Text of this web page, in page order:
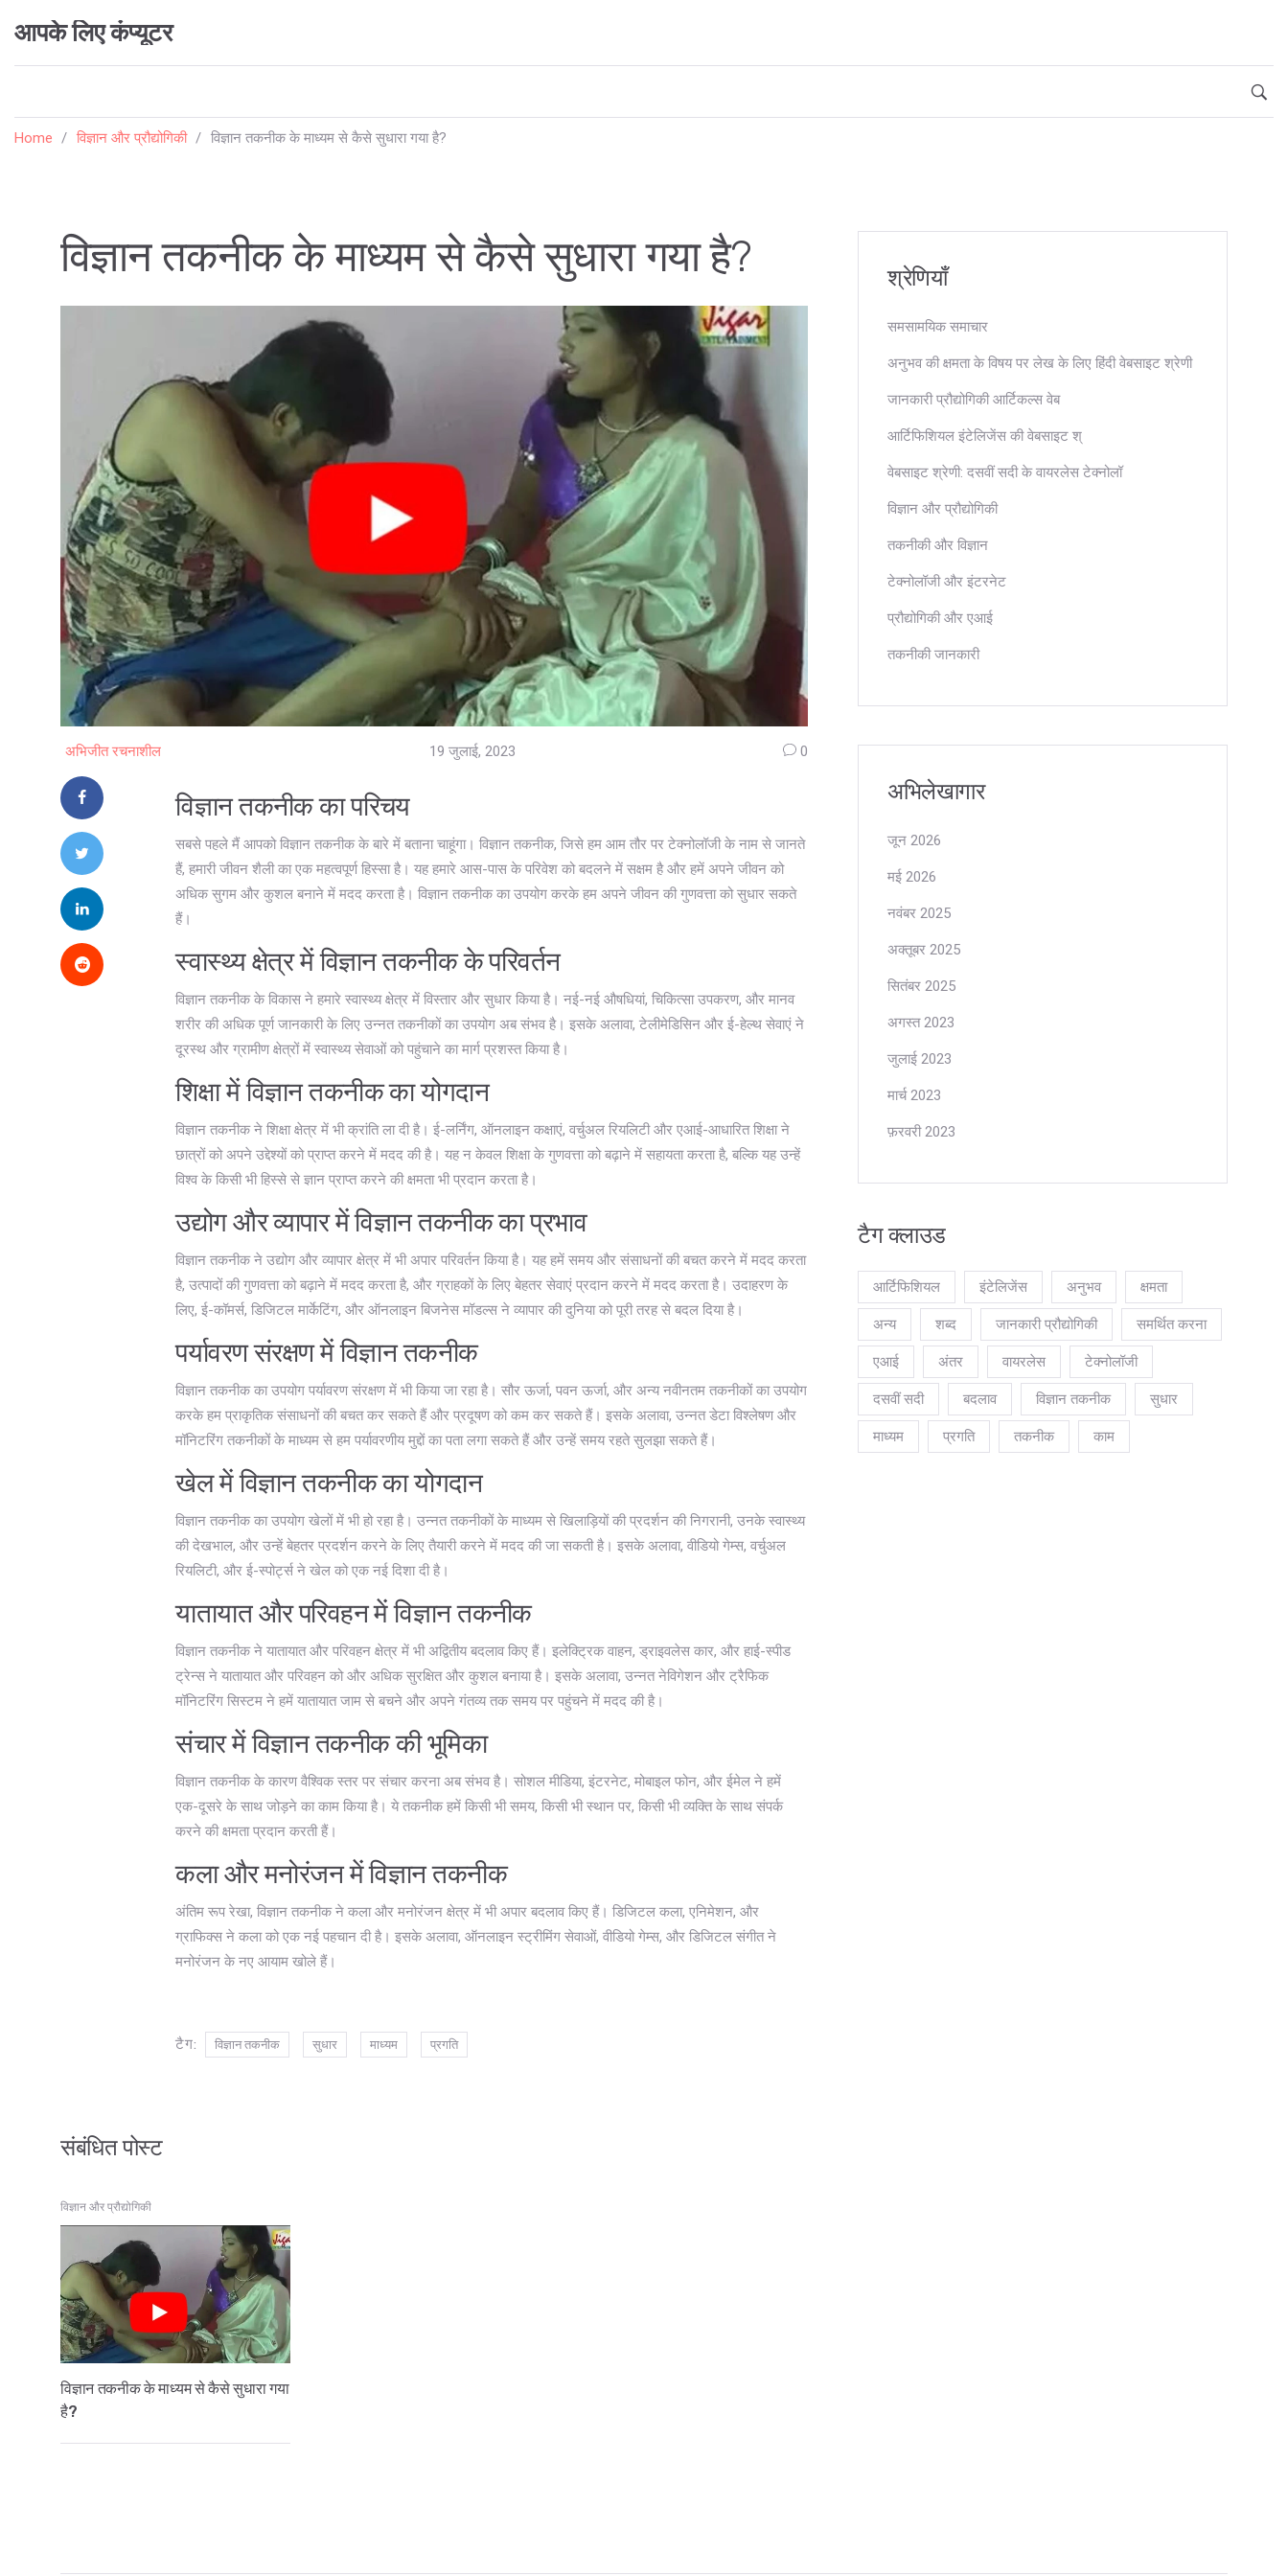
आपके लिए कंप्यूटर
Home विज्ञान और प्रौद्योगिकी विज्ञान तकनीक के माध्यम से कैसे सुधारा गया है?
विज्ञान तकनीक के माध्यम से कैसे सुधारा गया है?
अभिजीत रचनाशील 19 जुलाई, 2023 0
विज्ञान तकनीक का परिचय
सबसे पहले मैं आपको विज्ञान तकनीक के बारे में बताना चाहूंगा। विज्ञान तकनीक, जिसे हम आम तौर पर टेक्नोलॉजी के नाम से जानते
हैं, हमारी जीवन शैली का एक महत्वपूर्ण हिस्सा है। यह हमारे आस-पास के परिवेश को बदलने में सक्षम है और हमें अपने जीवन को
अधिक सुगम और कुशल बनाने में मदद करता है। विज्ञान तकनीक का उपयोग करके हम अपने जीवन की गुणवत्ता को सुधार सकते
हैं।
स्वास्थ्य क्षेत्र में विज्ञान तकनीक के परिवर्तन
विज्ञान तकनीक के विकास ने हमारे स्वास्थ्य क्षेत्र में विस्तार और सुधार किया है। नई-नई औषधियां, चिकित्सा उपकरण, और मानव
शरीर की अधिक पूर्ण जानकारी के लिए उन्नत तकनीकों का उपयोग अब संभव है। इसके अलावा, टेलीमेडिसिन और ई-हेल्थ सेवाएं ने
दूरस्थ और ग्रामीण क्षेत्रों में स्वास्थ्य सेवाओं को पहुंचाने का मार्ग प्रशस्त किया है।
शिक्षा में विज्ञान तकनीक का योगदान
विज्ञान तकनीक ने शिक्षा क्षेत्र में भी क्रांति ला दी है। ई-लर्निंग, ऑनलाइन कक्षाएं, वर्चुअल रियलिटी और एआई-आधारित शिक्षा ने
छात्रों को अपने उद्देश्यों को प्राप्त करने में मदद की है। यह न केवल शिक्षा के गुणवत्ता को बढ़ाने में सहायता करता है, बल्कि यह उन्हें
विश्व के किसी भी हिस्से से ज्ञान प्राप्त करने की क्षमता भी प्रदान करता है।
उद्योग और व्यापार में विज्ञान तकनीक का प्रभाव
विज्ञान तकनीक ने उद्योग और व्यापार क्षेत्र में भी अपार परिवर्तन किया है। यह हमें समय और संसाधनों की बचत करने में मदद करता
है, उत्पादों की गुणवत्ता को बढ़ाने में मदद करता है, और ग्राहकों के लिए बेहतर सेवाएं प्रदान करने में मदद करता है। उदाहरण के
लिए, ई-कॉमर्स, डिजिटल मार्केटिंग, और ऑनलाइन बिजनेस मॉडल्स ने व्यापार की दुनिया को पूरी तरह से बदल दिया है।
पर्यावरण संरक्षण में विज्ञान तकनीक
विज्ञान तकनीक का उपयोग पर्यावरण संरक्षण में भी किया जा रहा है। सौर ऊर्जा, पवन ऊर्जा, और अन्य नवीनतम तकनीकों का उपयोग
करके हम प्राकृतिक संसाधनों की बचत कर सकते हैं और प्रदूषण को कम कर सकते हैं। इसके अलावा, उन्नत डेटा विश्लेषण और
मॉनिटरिंग तकनीकों के माध्यम से हम पर्यावरणीय मुद्दों का पता लगा सकते हैं और उन्हें समय रहते सुलझा सकते हैं।
खेल में विज्ञान तकनीक का योगदान
विज्ञान तकनीक का उपयोग खेलों में भी हो रहा है। उन्नत तकनीकों के माध्यम से खिलाड़ियों की प्रदर्शन की निगरानी, उनके स्वास्थ्य
की देखभाल, और उन्हें बेहतर प्रदर्शन करने के लिए तैयारी करने में मदद की जा सकती है। इसके अलावा, वीडियो गेम्स, वर्चुअल
रियलिटी, और ई-स्पोर्ट्स ने खेल को एक नई दिशा दी है।
यातायात और परिवहन में विज्ञान तकनीक
विज्ञान तकनीक ने यातायात और परिवहन क्षेत्र में भी अद्वितीय बदलाव किए हैं। इलेक्ट्रिक वाहन, ड्राइवलेस कार, और हाई-स्पीड
ट्रेन्स ने यातायात और परिवहन को और अधिक सुरक्षित और कुशल बनाया है। इसके अलावा, उन्नत नेविगेशन और ट्रैफिक
मॉनिटरिंग सिस्टम ने हमें यातायात जाम से बचने और अपने गंतव्य तक समय पर पहुंचने में मदद की है।
संचार में विज्ञान तकनीक की भूमिका
विज्ञान तकनीक के कारण वैश्विक स्तर पर संचार करना अब संभव है। सोशल मीडिया, इंटरनेट, मोबाइल फोन, और ईमेल ने हमें
एक-दूसरे के साथ जोड़ने का काम किया है। ये तकनीक हमें किसी भी समय, किसी भी स्थान पर, किसी भी व्यक्ति के साथ संपर्क
करने की क्षमता प्रदान करती हैं।
कला और मनोरंजन में विज्ञान तकनीक
अंतिम रूप रेखा, विज्ञान तकनीक ने कला और मनोरंजन क्षेत्र में भी अपार बदलाव किए हैं। डिजिटल कला, एनिमेशन, और
ग्राफिक्स ने कला को एक नई पहचान दी है। इसके अलावा, ऑनलाइन स्ट्रीमिंग सेवाओं, वीडियो गेम्स, और डिजिटल संगीत ने
मनोरंजन के नए आयाम खोले हैं।
टैग: विज्ञान तकनीक सुधार माध्यम प्रगति
संबंधित पोस्ट
विज्ञान और प्रौद्योगिकी
विज्ञान तकनीक के माध्यम से कैसे सुधारा गया
है?
श्रेणियाँ
समसामयिक समाचार
अनुभव की क्षमता के विषय पर लेख के लिए हिंदी वेबसाइट श्रेणी
जानकारी प्रौद्योगिकी आर्टिकल्स वेब
आर्टिफिशियल इंटेलिजेंस की वेबसाइट श्
वेबसाइट श्रेणी: दसवीं सदी के वायरलेस टेक्नोलॉ
विज्ञान और प्रौद्योगिकी
तकनीकी और विज्ञान
टेक्नोलॉजी और इंटरनेट
प्रौद्योगिकी और एआई
तकनीकी जानकारी
अभिलेखागार
जून 2026
मई 2026
नवंबर 2025
अक्तूबर 2025
सितंबर 2025
अगस्त 2023
जुलाई 2023
मार्च 2023
फ़रवरी 2023
टैग क्लाउड
आर्टिफिशियल इंटेलिजेंस अनुभव क्षमता
अन्य शब्द जानकारी प्रौद्योगिकी समर्थित करना
एआई अंतर वायरलेस टेक्नोलॉजी
दसवीं सदी बदलाव विज्ञान तकनीक सुधार
माध्यम प्रगति तकनीक काम